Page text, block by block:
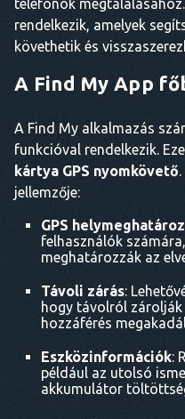
telefonok
rendelkezik, amelyek
követhetik és
A Find My App
A Find My alkalmazás
funkcióval rendelkezik.
kártya GPS nyomkövető
jellemzője:
GPS
felhasználók
meghatározzák az
Távoli zárás:
hogy távolról zárolják
hozzáférés
Eszközinformációk:
például az utolsó
akkumulátor